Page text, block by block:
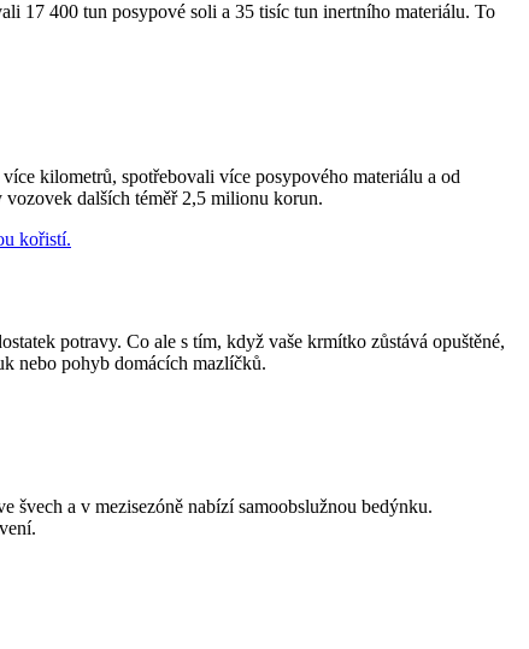
17 400 tun posypové soli a 35 tisíc tun inertního materiálu. To
kilometrů, spotřebovali více posypového materiálu a od
dalších téměř 2,5 milionu korun.
potravy. Co ale s tím, když vaše krmítko zůstává opuštěné,
nebo pohyb domácích mazlíčků.
švech a v mezisezóně nabízí samoobslužnou bedýnku.